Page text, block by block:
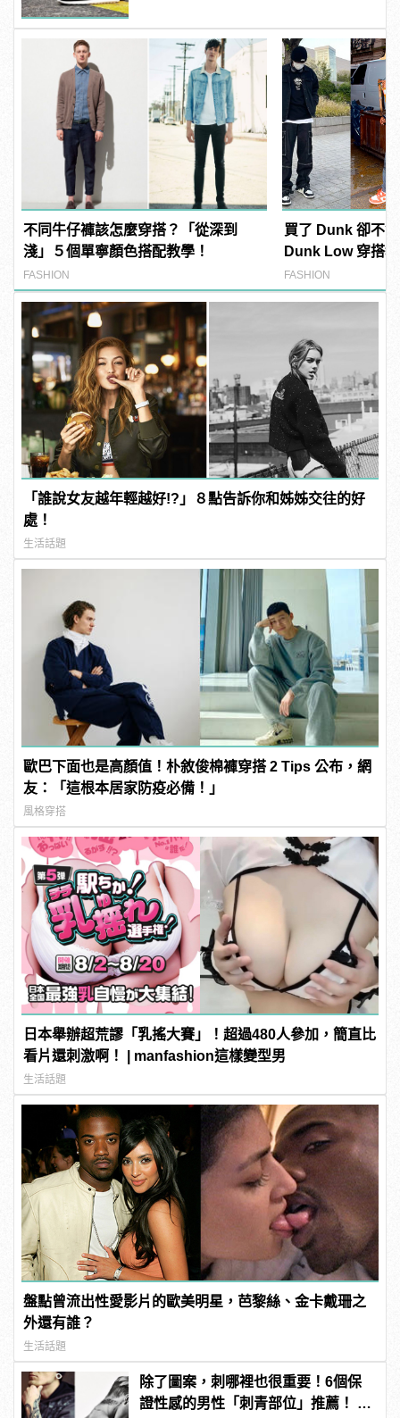
不同牛仔褲該怎麼穿搭？「從深到
淺」５個單寧顏色搭配教學！
FASHION
買了 Dunk 卻不
Dunk Low 穿搭
最火潮鞋！
FASHION
「誰說女友越年輕越好!?」８點告訴你和姊姊交往的好
處！
生活話題
歐巴下面也是高顏值！朴敘俊棉褲穿搭 2 Tips 公布，網
友：「這根本居家防疫必備！」
風格穿搭
日本舉辦超荒謬「乳搖大賽」！超過480人參加，簡直比
看片還刺激啊！ | manfashion這樣變型男
生活話題
盤點曾流出性愛影片的歐美明星，芭黎絲、金卡戴珊之
外還有誰？
生活話題
除了圖案，刺哪裡也很重要！6個保
證性感的男性「刺青部位」推薦！ |